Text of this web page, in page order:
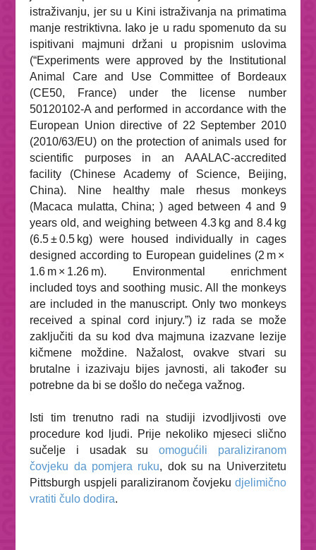
istraživanju, jer su u Kini istraživanja na primatima
manje restriktivna. Iako je u radu spomenuto da su
ispitivani majmuni držani u propisnim uslovima
(“Experiments were approved by the Institutional
Animal Care and Use Committee of Bordeaux
(CE50, France) under the license number
50120102-A and performed in accordance with the
European Union directive of 22 September 2010
(2010/63/EU) on the protection of animals used for
scientific purposes in an AAALAC-accredited
facility (Chinese Academy of Science, Beijing,
China). Nine healthy male rhesus monkeys
(Macaca mulatta, China; ) aged between 4 and 9
years old, and weighing between 4.3 kg and 8.4 kg
(6.5 ± 0.5 kg) were housed individually in cages
designed according to European guidelines (2 m ×
1.6 m × 1.26 m). Environmental enrichment
included toys and soothing music. All the monkeys
are included in the manuscript. Only two monkeys
received a spinal cord injury.”) iz rada se može
zaključiti da su kod dva majmuna izazvane lezije
kičmene moždine. Nažalost, ovakve stvari su
brutalne i izazivaju bijes javnosti, ali također su
potrebne da bi se došlo do nečega važnog.
Isti tim trenutno radi na studiji izvodljivosti ove
procedure kod ljudi. Prije nekoliko mjeseci slično
sučelje i usadak su omogućili paraliziranom
čovjeku da pomjera ruku, dok su na Univerzitetu
Pittsburgh uspjeli paraliziranom čovjeku djelimično
vratiti čulo dodira.